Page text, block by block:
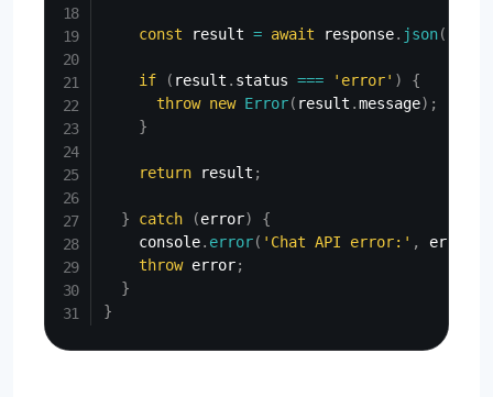
const result = await response. json(
if ( result . status === 'error' )
{
throw new Error( result .message) ;
}
return result ;
} catch (error)
{
    console
. error( 'Chat API error:' , error
throw error;
}
}